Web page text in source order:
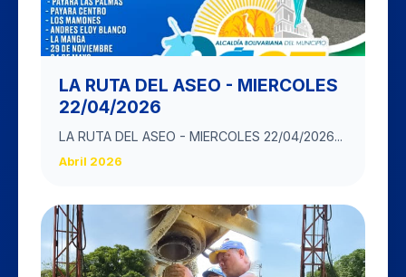
LA RUTA DEL ASEO - MIERCOLES
22/04/2026
LA RUTA DEL ASEO - MIERCOLES 22/04/2026...
Abril 2026